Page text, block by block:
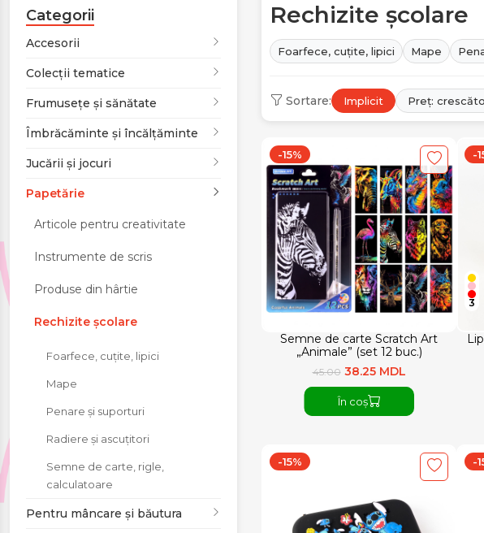
Frumusețe și sănătate
încălțăminte
Jucării și jocuri
Papetărie
Pentru mâncare și
Produse pentru
Categorii
Accesorii
Colecții tematice
Frumusețe și sănătate
Îmbrăcăminte și încălțăminte
Jucării și jocuri
Papetărie
Articole pentru creativitate
Instrumente de scris
Produse din hârtie
Rechizite școlare
Foarfece, cuțite, lipici
Mape
Penare și suporturi
Radiere și ascuțitori
Semne de carte, rigle,
calculatoare
Pentru mâncare și băutura
Rechizite școlare
Foarfece, cuțite, lipici Mape
Sortare: Implicit Preț:
Semne de carte Scratch Art
„Animale” (set 12 buc.)
-15%
45.00 38.25 MDL
În coș
-
3
-15% -